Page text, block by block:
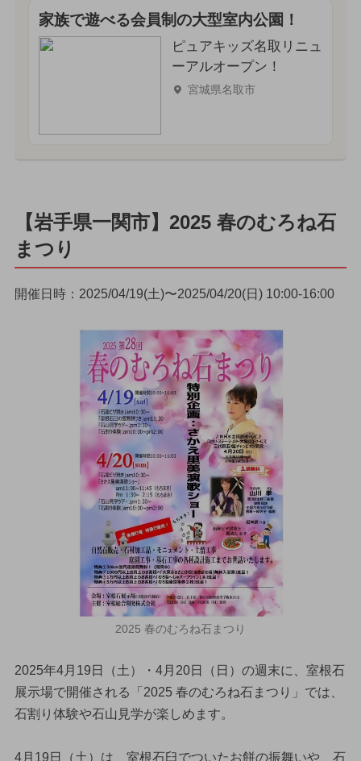
家族で遊べる会員制の大型室内公園！
ピュアキッズ名取リニュ
ーアルオープン！
宮城県名取市
【岩手県一関市】2025 春のむろね石
まつり
開催日時：2025/04/19(土)〜2025/04/20(日) 10:00-16:00
2025 春のむろね石まつり
2025年4月19日（土）・4月20日（日）の週末に、室根石
展示場で開催される「2025 春のむろね石まつり」では、
石割り体験や石山見学が楽しめます。
4月19日（土）は、室根石臼でついたお餅の振舞いや、石